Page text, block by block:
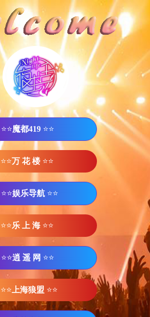
⭐⭐魔都419 ⭐⭐
⭐⭐万 花 楼 ⭐⭐
⭐⭐娱乐导航 ⭐⭐
⭐⭐乐 上 海 ⭐⭐
⭐⭐逍 遥 网 ⭐⭐
⭐⭐ 上海狼盟 ⭐⭐